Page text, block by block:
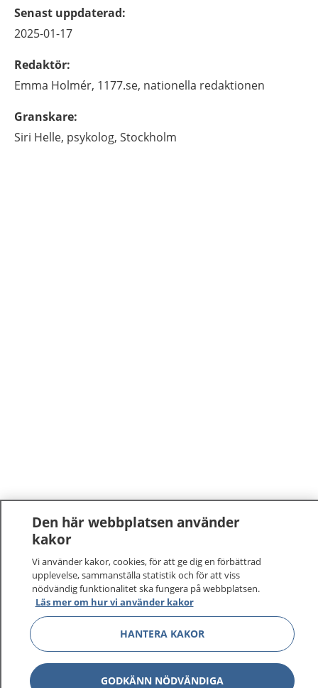
Senast uppdaterad:
2025-01-17
Redaktör:
Emma Holmér, 1177.se, nationella redaktionen
Granskare:
Siri Helle, psykolog, Stockholm
1177 –tryggt om din hälsa och vård
På 1177.se får du råd om hälsa och information om
sjukdomar och vilka mottagningar du kan kontakta.
Logga in för att läsa din journal och göra dina
vårdärenden. Ring telefonnummer 1177 för
sjukvårdsrådgivning dygnet runt.
1177 ger dig råd när du vill må bättre.
Den här webbplatsen använder
kakor
Vi använder kakor, cookies, för att ge dig en förbättrad
upplevelse, sammanställa statistik och för att viss
nödvändig funktionalitet ska fungera på webbplatsen.
Läs mer om hur vi använder kakor
HANTERA KAKOR
GODKÄNN NÖDVÄNDIGA